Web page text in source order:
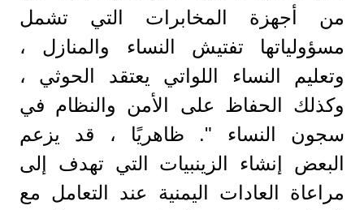
من أجهزة المخابرات التي تشمل
مسؤولياتها تفتيش النساء والمنازل ،
وتعليم النساء اللواتي يعتقد الحوثي ،
وكذلك الحفاظ على الأمن والنظام في
سجون النساء ". ظاهريًا ، قد يزعم
البعض إنشاء الزينبيات التي تهدف إلى
مراعاة العادات اليمنية عند التعامل مع